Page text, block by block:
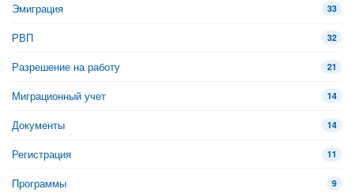
Эмиграция 33
РВП 32
Разрешение на работу 21
Миграционный учет 14
Документы 14
Регистрация 11
Программы 9